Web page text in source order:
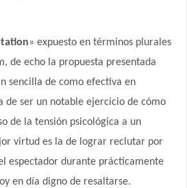
» expuesto en términos plurales
de echo la propuesta presentada
sencilla de como efectiva en
de ser un notable ejercicio de cómo
de la tensión psicológica a un
virtud es la de lograr reclutar por
espectador durante prácticamente
en día digno de resaltarse.